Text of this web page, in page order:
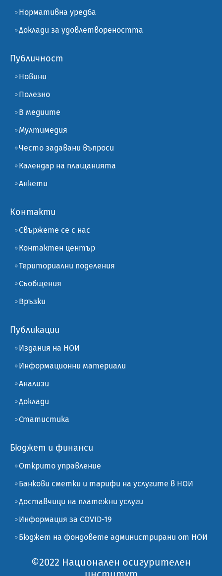
Нормативна уредба
Доклади за удовлетвореността
Публичност
Новини
Полезно
В медиите
Мултимедия
Често задавани въпроси
Календар на плащанията
Анкети
Контакти
Свържете се с нас
Контактен център
Териториални поделения
Съобщения
Връзки
Публикации
Издания на НОИ
Информационни материали
Анализи
Доклади
Статистика
Бюджет и финанси
Открито управление
Банкови сметки и тарифи на услугите в НОИ
Доставчици на платежни услуги
Информация за COVID-19
Бюджет на фондовете администрирани от НОИ
©2022 Национален осигурителен